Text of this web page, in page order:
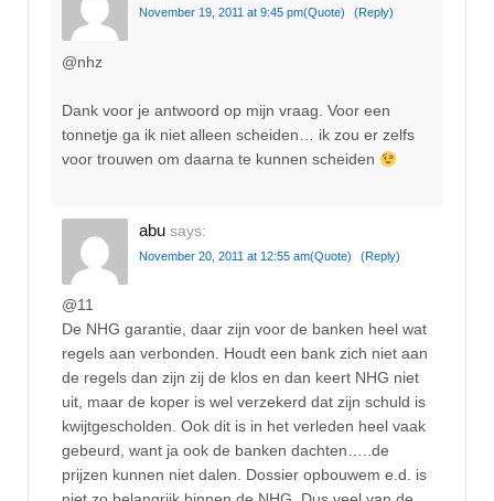
November 19, 2011 at 9:45 pm(Quote) (Reply)
@nhz
Dank voor je antwoord op mijn vraag. Voor een
tonnetje ga ik niet alleen scheiden… ik zou er zelfs
voor trouwen om daarna te kunnen scheiden
abu says:
November 20, 2011 at 12:55 am(Quote) (Reply)
@11
De NHG garantie, daar zijn voor de banken heel wat
regels aan verbonden. Houdt een bank zich niet aan
de regels dan zijn zij de klos en dan keert NHG niet
uit, maar de koper is wel verzekerd dat zijn schuld is
kwijtgescholden. Ook dit is in het verleden heel vaak
gebeurd, want ja ook de banken dachten…..de
prijzen kunnen niet dalen. Dossier opbouwem e.d. is